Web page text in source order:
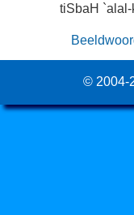
tiSbaH
© 2004-